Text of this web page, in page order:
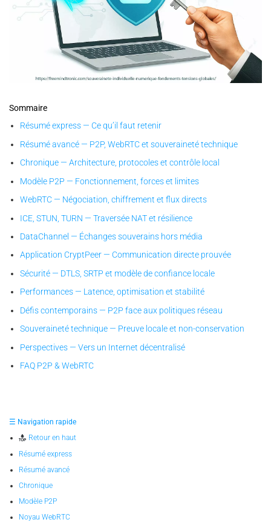
individuelle numérique, où le cerveau et le cadenas incarnent la
Sommaire
Résumé express — Ce qu’il faut retenir
Résumé avancé — P2P, WebRTC et souveraineté technique
Chronique — Architecture, protocoles et contrôle local
Modèle P2P — Fonctionnement, forces et limites
WebRTC — Négociation, chiffrement et flux directs
ICE, STUN, TURN — Traversée NAT et résilience
DataChannel — Échanges souverains hors média
Application CryptPeer — Communication directe prouvée
Sécurité — DTLS, SRTP et modèle de confiance locale
Performances — Latence, optimisation et stabilité
Défis contemporains — P2P face aux politiques réseau
Souveraineté technique — Preuve locale et non-conservation
Perspectives — Vers un Internet décentralisé
FAQ P2P & WebRTC
☰ Navigation rapide
Retour en haut
Résumé express
Résumé avancé
Chronique
Modèle P2P
Noyau WebRTC